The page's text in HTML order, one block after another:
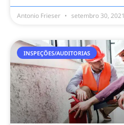
Antonio Frieser setembro 30, 2021
INSPEÇÕES/AUDITORIAS